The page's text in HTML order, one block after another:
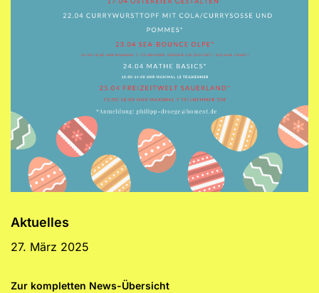
Aktuelles
27. März 2025
Zur kompletten News-Übersicht